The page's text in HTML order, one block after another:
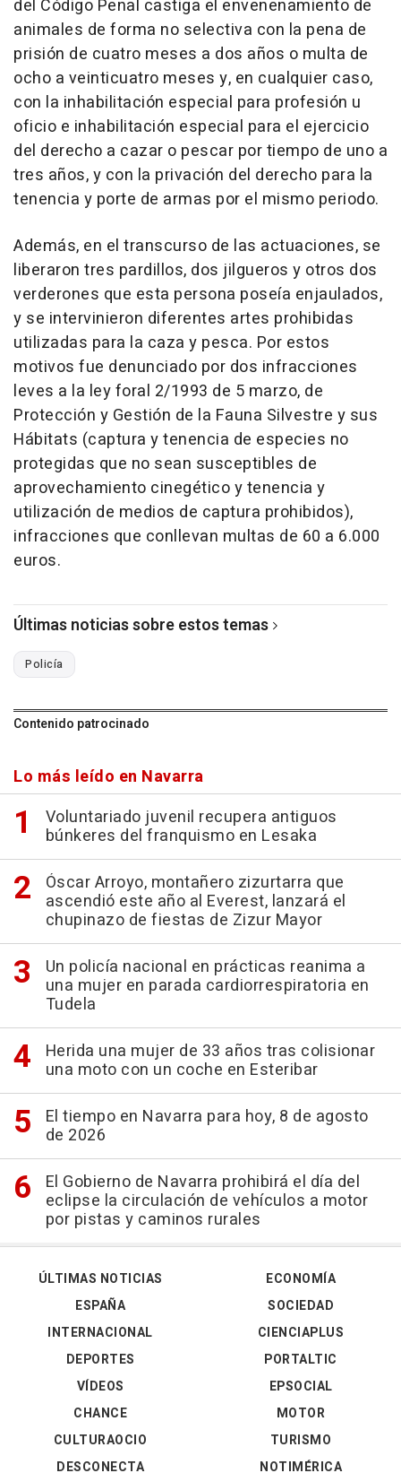
del Código Penal castiga el envenenamiento de
animales de forma no selectiva con la pena de
prisión de cuatro meses a dos años o multa de
ocho a veinticuatro meses y, en cualquier caso,
con la inhabilitación especial para profesión u
oficio e inhabilitación especial para el ejercicio
del derecho a cazar o pescar por tiempo de uno a
tres años, y con la privación del derecho para la
tenencia y porte de armas por el mismo periodo.
Además, en el transcurso de las actuaciones, se
liberaron tres pardillos, dos jilgueros y otros dos
verderones que esta persona poseía enjaulados,
y se intervinieron diferentes artes prohibidas
utilizadas para la caza y pesca. Por estos
motivos fue denunciado por dos infracciones
leves a la ley foral 2/1993 de 5 marzo, de
Protección y Gestión de la Fauna Silvestre y sus
Hábitats (captura y tenencia de especies no
protegidas que no sean susceptibles de
aprovechamiento cinegético y tenencia y
utilización de medios de captura prohibidos),
infracciones que conllevan multas de 60 a 6.000
euros.
Últimas noticias sobre estos temas
Policía
Contenido patrocinado
Lo más leído en Navarra
Voluntariado juvenil recupera antiguos
búnkeres del franquismo en Lesaka
Óscar Arroyo, montañero zizurtarra que
ascendió este año al Everest, lanzará el
chupinazo de fiestas de Zizur Mayor
Un policía nacional en prácticas reanima a
una mujer en parada cardiorrespiratoria en
Tudela
Herida una mujer de 33 años tras colisionar
una moto con un coche en Esteribar
El tiempo en Navarra para hoy, 8 de agosto
de 2026
El Gobierno de Navarra prohibirá el día del
eclipse la circulación de vehículos a motor
por pistas y caminos rurales
ÚLTIMAS NOTICIAS
ESPAÑA
INTERNACIONAL
DEPORTES
VÍDEOS
ECONOMÍA
SOCIEDAD
CIENCIAPLUS
PORTALTIC
EPSOCIAL
CHANCE
CULTURAOCIO
DESCONECTA
MOTOR
TURISMO
NOTIMÉRICA